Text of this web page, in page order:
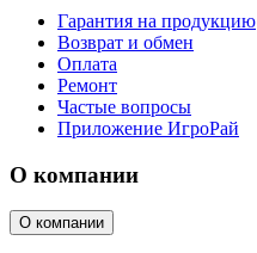
Гарантия на продукцию
Возврат и обмен
Оплата
Ремонт
Частые вопросы
Приложение ИгроРай
О компании
О компании